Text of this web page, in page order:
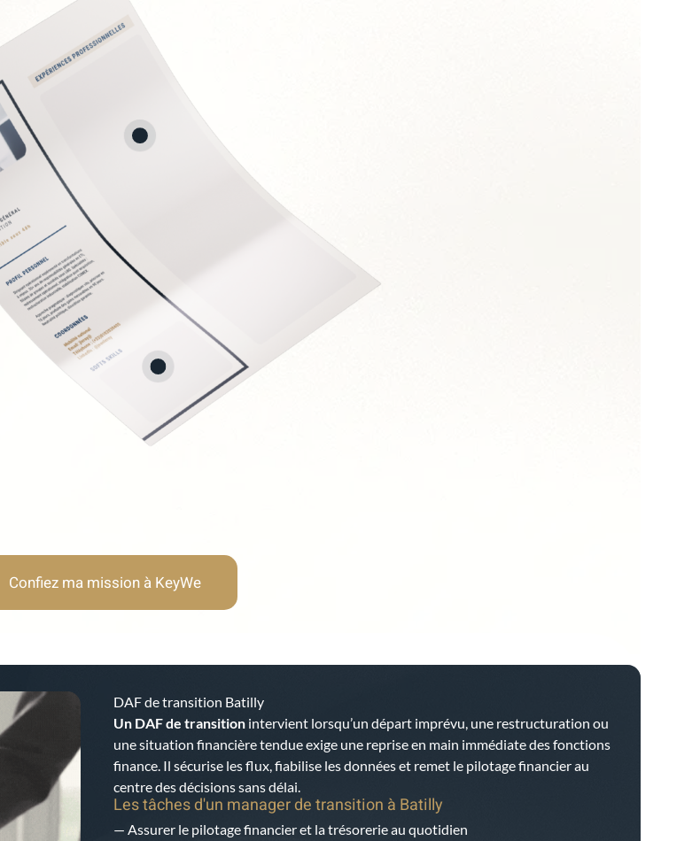
Soft Skills recherchées :
Rigueur et fiabilité
Neutralité et indépendance
Capacité d'analyse et de synthèse
Pédagogie envers les opérationnels
Confiez ma mission à KeyWe
DAF de transition Batilly
Un DAF de transition intervient lorsqu’un départ imprévu, une restructuration ou
une situation financière tendue exige une reprise en main immédiate des fonctions
finance. Il sécurise les flux, fiabilise les données et remet le pilotage financier au
centre des décisions sans délai.
Les tâches d'un manager de transition à Batilly
— Assurer le pilotage financier et la trésorerie au quotidien